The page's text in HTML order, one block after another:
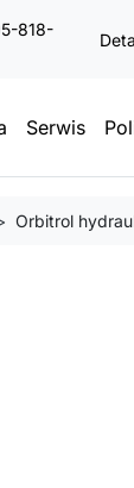
818-
Serwis
Orbitrol